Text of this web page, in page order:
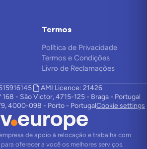
Termos
Política de Privacidade
Termos e Condições
Livro de Reclamações
AMI Licence: 21426
168 - São Victor, 4715-125 - Braga - Portugal
4000-098 - Porto - PortugalCookie settings
de apoio à relocação e trabalha com
oferecer a você os melhores serviços.